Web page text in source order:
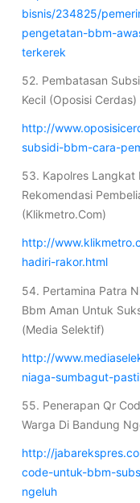
bisnis/234825/
pengetatan-bbm-
terkerek
52. Pembatasan
Kecil (Oposisi Cerdas)
http://
subsidi-bbm-cara-
53. Kapolres Langkat
Rekomendasi
(Klikmetro.Com)
http://
hadiri-rakor.html
54. Pertamina Patra
Bbm Aman Untuk
(Media Selektif)
http://
niaga-sumbagut-
55. Penerapan Qr
Warga Di Bandung
http://
code-untuk-bbm-
ngeluh